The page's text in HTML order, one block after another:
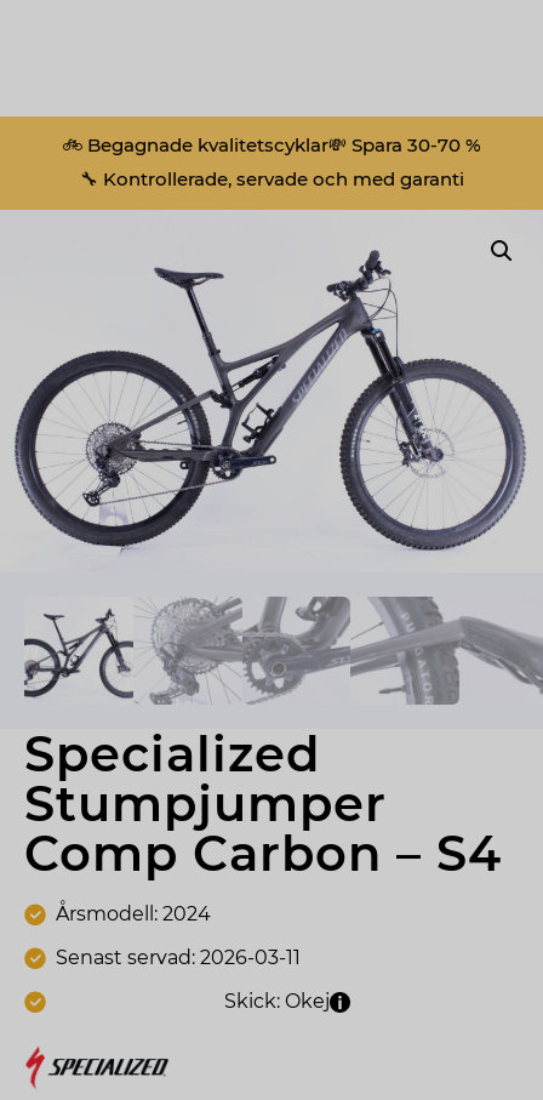
🚲 Begagnade kvalitetscyklar💸 Spara 30-70 %
🔧 Kontrollerade, servade och med garanti
Specialized
Stumpjumper
Comp Carbon – S4
Årsmodell: 2024
Senast servad: 2026-03-11
Skick: Okej